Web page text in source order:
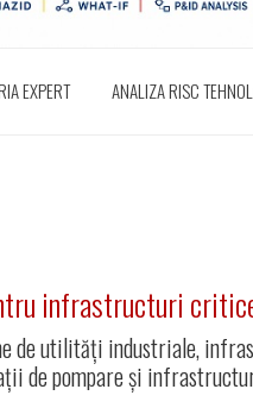
EXPERT ANALIZA RISC
infrastructuri
de utilități industriale,
de pompare și